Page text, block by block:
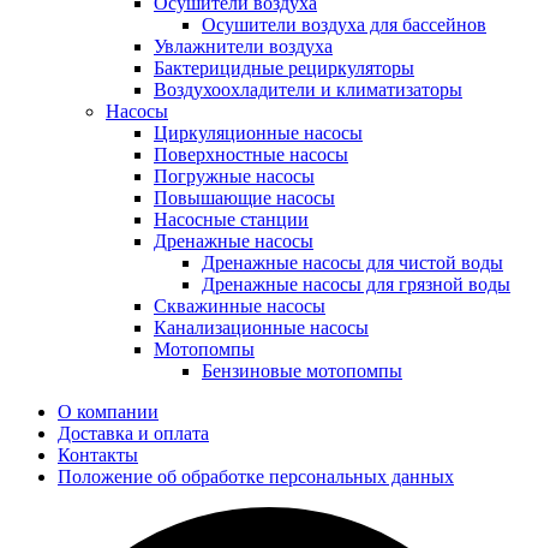
Осушители воздуха для бассейнов
Увлажнители воздуха
Бактерицидные рециркуляторы
Воздухоохладители и климатизаторы
Насосы
Циркуляционные насосы
Поверхностные насосы
Погружные насосы
Повышающие насосы
Насосные станции
Дренажные насосы
Дренажные насосы для чистой воды
Дренажные насосы для грязной воды
Скважинные насосы
Канализационные насосы
Мотопомпы
Бензиновые мотопомпы
О компании
Доставка и оплата
Контакты
Положение об обработке персональных данных